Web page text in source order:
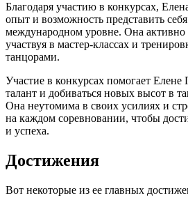
Благодаря участию в конкурсах,
опыт и возможность представить
международном уровне. Она активно
участвуя в мастер-классах и
танцорами.
Участие в конкурсах помогает Елене
талант и добиваться новых высот в
Она неутомима в своих усилиях и
на каждом соревновании, чтобы
и успеха.
Достижения
Вот некоторые из ее главных